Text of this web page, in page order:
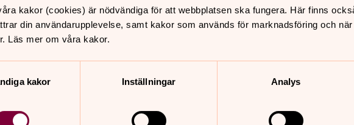
kakor (cookies) är nödvändiga för att webbplatsen ska fungera. Här finns
din användarupplevelse, samt kakor som används för marknadsföring och
Läs mer om våra kakor.
kakor
Inställningar Analys